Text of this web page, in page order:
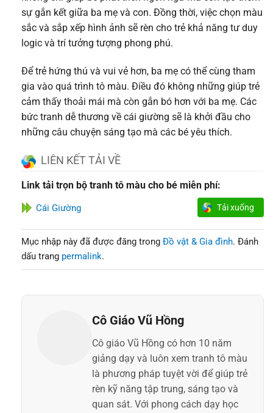
sự gắn kết giữa ba mẹ và con. Đồng thời, việc chọn màu
sắc và sắp xếp hình ảnh sẽ rèn cho trẻ khả năng tư duy
logic và trí tưởng tượng phong phú.
Để trẻ hứng thú và vui vẻ hơn, ba mẹ có thể cùng tham
gia vào quá trình tô màu. Điều đó không những giúp trẻ
cảm thấy thoải mái mà còn gắn bó hơn với ba mẹ. Các
bức tranh dễ thương về cái giường sẽ là khởi đầu cho
những câu chuyện sáng tạo mà các bé yêu thích.
LIÊN KẾT TẢI VỀ
Link tải trọn bộ tranh tô màu cho bé miễn phí:
Cái Giường Tải xuống
Mục nhập này đã được đăng trong Đồ vật & Gia đình. Đánh
dấu trang permalink.
Cô Giáo Vũ Hồng
Cô giáo Vũ Hồng có hơn 10 năm
giảng dạy và luôn xem tranh tô màu
là phương pháp tuyệt vời để giúp trẻ
rèn kỹ năng tập trung, sáng tạo và
quan sát. Với phong cách dạy học